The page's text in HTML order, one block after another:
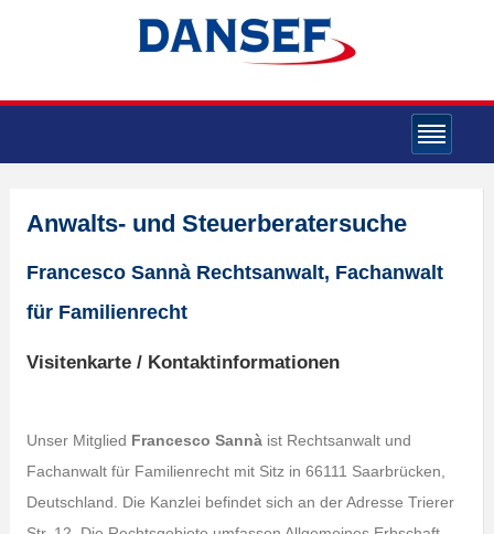
Anwalts- und Steuerberatersuche
Francesco Sannà Rechtsanwalt, Fachanwalt
für Familienrecht
Visitenkarte / Kontaktinformationen
Unser Mitglied Francesco Sannàist Rechtsanwalt und
Fachanwalt für Familienrecht mit Sitz in 66111 Saarbrücken,
Deutschland. Die Kanzlei befindet sich an der Adresse Trierer